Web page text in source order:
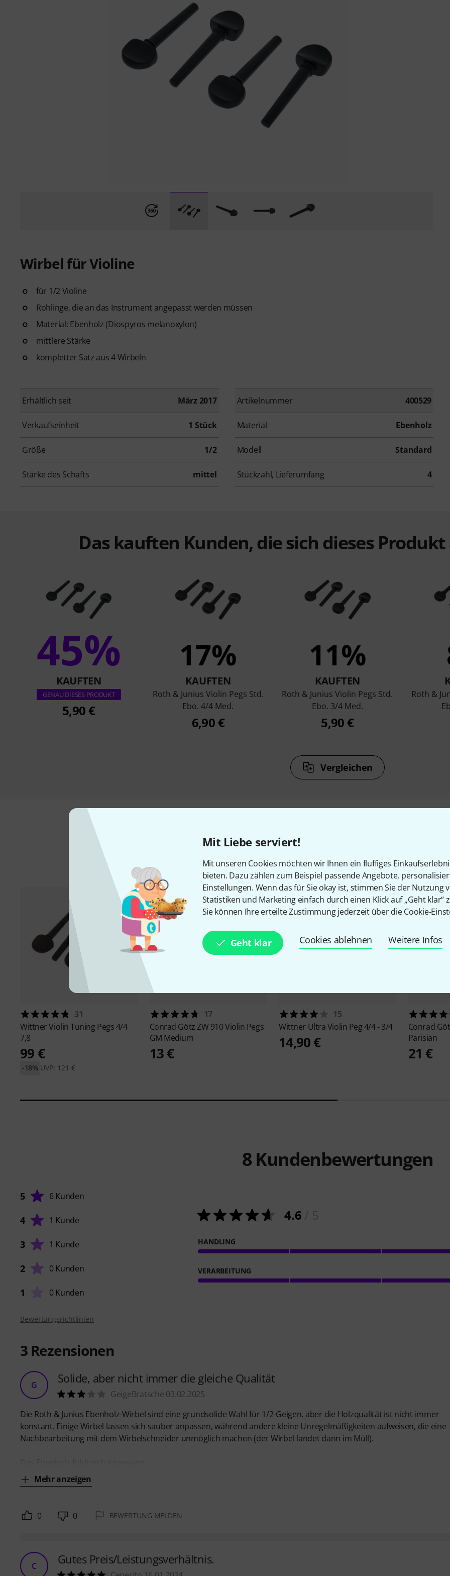
Mit Liebe serviert!
Mit unseren Cookies möchten wir Ihnen ein fluffiges
bieten. Dazu zählen zum Beispiel passende Angebote,
Einstellungen. Wenn das für Sie okay ist, stimmen Sie der Nutzung
Statistiken und Marketing einfach durch einen Klick auf „Geht klar“
Sie können Ihre erteilte Zustimmung jederzeit über die Cookie-
Geht klar Cookies ablehnen Weitere Infos
Wirbel für Violine
für 1/2 Violine
Rohlinge, die an das Instrument angepasst werden müssen
Material: Ebenholz (Diospyros melanoxylon)
mittlere Stärke
kompletter Satz aus 4 Wirbeln
Erhältlich seit März 2017 Artikelnummer 400529
Verkaufseinheit 1 Stück Material Ebenholz
Größe 1/2 Modell Standard
Stärke des Schafts mittel Stückzahl, Lieferumfang 4
Das kauften Kunden, die sich dieses
45%
KAUFTEN
GENAU DIESES PRODUKT
5,90 €
17%
KAUFTEN
Roth & Junius Violin Pegs Std.
Ebo. 4/4 Med.
6,90 €
11%
KAUFTEN
Roth & Junius Violin Pegs Std.
Ebo. 3/4 Med.
5,90 €
Roth &
Vergleichen
Zubehör & passende
31
WittnerViolin Tuning Pegs 4/4
7,8
99 €
UVP: 121 €
-18%
17
Conrad GötzZW 910 Violin Pegs
GM Medium
13 €
15
Wittner Ultra Violin Peg 4/4 - 3/4
14,90 €
Conrad
Parisian
21 €
8 Kundenbewertungen
5 6 Kunden
4 1 Kunde
3 1 Kunde
2 0 Kunden
1 0 Kunden
4.6
HANDLING
VERARBEITUNG
Bewertungsrichtlinien
3 Rezensionen
G Solide, aber nicht immer die gleiche Qualität
GeigeBratsche 03.02.2025
Die Roth & Junius Ebenholz-Wirbel sind eine grundsolide Wahl für 1/2-Geigen, aber die Holzqualität ist nicht immer
konstant. Einige Wirbel lassen sich sauber anpassen, während andere kleine Unregelmäßigkeiten aufweisen, die eine
Nachbearbeitung mit dem Wirbelschneider unmöglich machen (der Wirbel landet dann im Müll).
Mehr anzeigen
0 0 BEWERTUNG MELDEN
C Gutes Preis/Leistungsverhältnis.